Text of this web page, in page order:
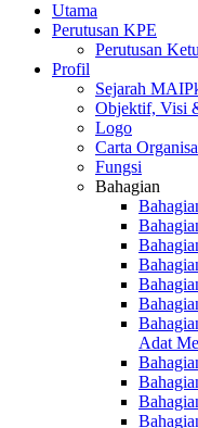
Utama
Perutusan KPE
Perutusan
Profil
Sejarah
Objektif, Visi
Logo
Carta
Fungsi
Bahagian
Adat